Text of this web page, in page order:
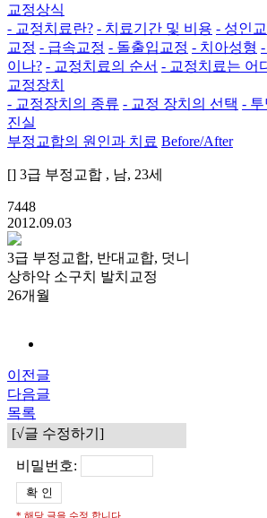
교정상식
- 교정치료란? - 치료기간 및 비용 - 성인
교정 - 급속교정 - 돌출입교정 - 치아성형
이나? - 교정치료의 순서 - 교정치료는 어
교정장치
- 교정장치의 종류 - 교정 장치의 선택 - 투
진실
부정교합의 원인과 치료 Before/After
[] 3급 부정교합 , 남, 23세
7448
2012.09.03
3급 부정교합, 반대교합, 덧니
상하악 소구치 발치교정
26개월
이전글
다음글
목록
[√글 수정하기]
비밀번호:
* 해당 글을 수정 합니다.